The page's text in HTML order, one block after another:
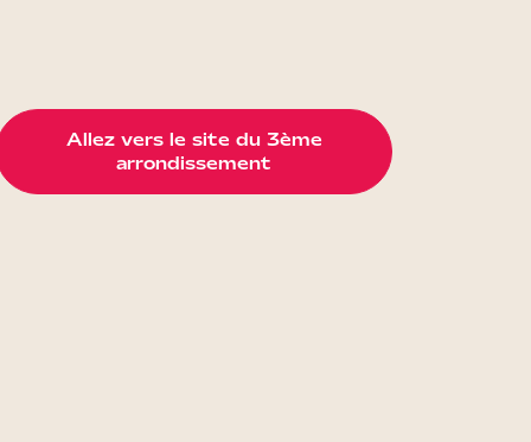
Allez vers le site du 3ème
arrondissement